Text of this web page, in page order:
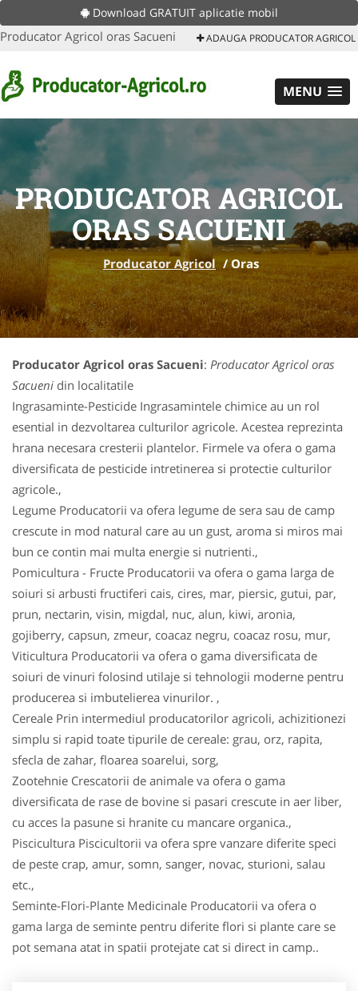
Download GRATUIT aplicatie mobil
Producator Agricol oras Sacueni ADAUGA PRODUCATOR AGRICOL
MENU
PRODUCATOR AGRICOL
ORAS SACUENI
Producator Agricol /Oras
Producator Agricol oras Sacueni: Producator Agricol oras
Sacueni din localitatile
Ingrasaminte-Pesticide Ingrasamintele chimice au un rol
esential in dezvoltarea culturilor agricole. Acestea reprezinta
hrana necesara cresterii plantelor. Firmele va ofera o gama
diversificata de pesticide intretinerea si protectie culturilor
agricole.,
Legume Producatorii va ofera legume de sera sau de camp
crescute in mod natural care au un gust, aroma si miros mai
bun ce contin mai multa energie si nutrienti.,
Pomicultura - Fructe Producatorii va ofera o gama larga de
soiuri si arbusti fructiferi cais, cires, mar, piersic, gutui, par,
prun, nectarin, visin, migdal, nuc, alun, kiwi, aronia,
gojiberry, capsun, zmeur, coacaz negru, coacaz rosu, mur,
Viticultura Producatorii va ofera o gama diversificata de
soiuri de vinuri folosind utilaje si tehnologii moderne pentru
producerea si imbutelierea vinurilor. ,
Cereale Prin intermediul producatorilor agricoli, achizitionezi
simplu si rapid toate tipurile de cereale: grau, orz, rapita,
sfecla de zahar, floarea soarelui, sorg,
Zootehnie Crescatorii de animale va ofera o gama
diversificata de rase de bovine si pasari crescute in aer liber,
cu acces la pasune si hranite cu mancare organica.,
Piscicultura Piscicultorii va ofera spre vanzare diferite speci
de peste crap, amur, somn, sanger, novac, stu­ri­oni, salau
etc.,
Seminte-Flori-Plante Medicinale Producatorii va ofera o
gama larga de seminte pentru diferite flori si plante care se
pot semana atat in spatii protejate cat si direct in camp..